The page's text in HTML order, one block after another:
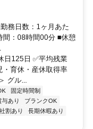
務日数：1ヶ月あた
間：08時間00分 ■休憩
日125日 ✅平均残業
・育休・産休取得率
グル...
固定時間制
与あり
ブランクOK
社割あり
長期休暇あり